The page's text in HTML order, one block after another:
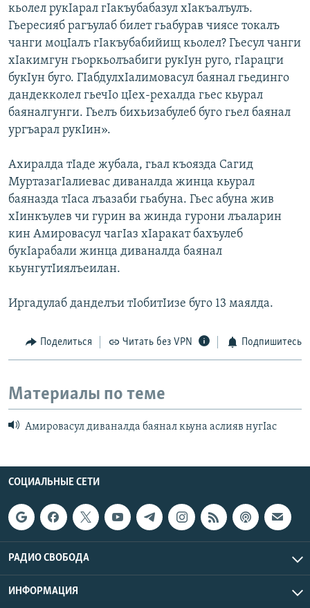
кьолел рукIарал гIакъубабазул хIакъалъулъ.
Гьересияб рагъулаб билет гьабурав чиясе токалъ
чанги моцIалъ гIакъубабийищ кьолел? Гьесул чанги
хIакимгун гьоркьолъабиги рукIун руго, гIарацги
букIун буго. ГIабдулхIалимовасул баянал гьединго
дандекколел гьечIо цIех-рехалда гьес кьурал
баяналгунги. Гьелъ бихьизабулеб буго гьел баянал
ургъарал рукIин».
Ахиралда тIаде жубала, гьал къоязда Сагид
МуртазагIалиевас диваналда жинца кьурал
баяназда тIаса лъазаби гьабуна. Гьес абуна жив
хIинкъулев чи гурин ва жинда гурони лъаларин
кин Амировасул чагIаз хIаракат бахъулеб
букIарабали жинца диваналда баянал
кьунгутIиялъеилан.
Иргадулаб данделъи тIобитIизе буго 13 маялда.
Поделиться Читать без VPN Подпишитесь
Материалы по теме
Амировасул диваналда баянал кьуна аслияв нугIас
СОЦИАЛЬНЫЕ СЕТИ
РАДИО СВОБОДА
ИНФОРМАЦИЯ